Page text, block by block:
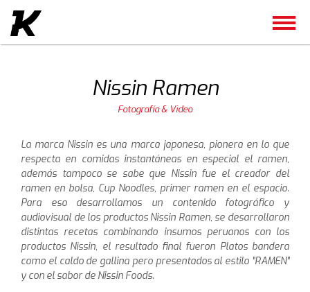
Nissin Ramen
Fotografía & Video
La marca Nissin es una marca japonesa, pionera en lo que
respecta en comidas instantáneas en especial el ramen,
además tampoco se sabe que Nissin fue el creador del
ramen en bolsa, Cup Noodles, primer ramen en el espacio.
Para eso desarrollamos un contenido fotográfico y
audiovisual de los productos Nissin Ramen, se desarrollaron
distintas recetas combinando insumos peruanos con los
productos Nissin, el resultado final fueron Platos bandera
como el caldo de gallina pero presentados al estilo "RAMEN"
y con el sabor de Nissin Foods.